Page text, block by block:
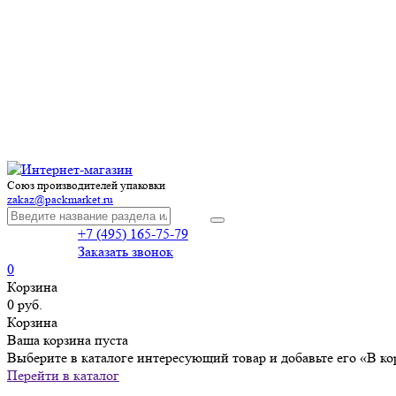
Союз производителей упаковки
zakaz@packmarket.ru
+7 (495) 165-75-79
Заказать звонок
0
Корзина
0 руб.
Корзина
Ваша корзина пуста
Выберите в каталоге интересующий товар и добавьте его «В
Перейти в каталог